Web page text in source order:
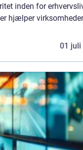
inden for
hjælper
01 juli